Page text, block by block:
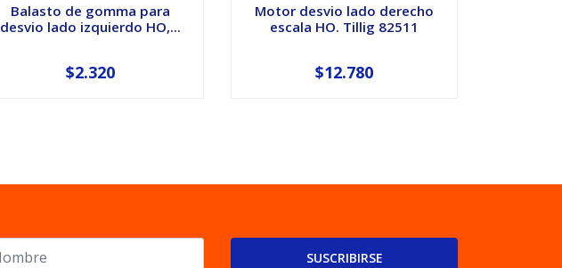
Balasto de gomma para
desvio lado izquierdo HO,...
$2.320
Motor desvio lado derecho
escala HO. Tillig 82511
$12.780
SUSCRIBIRSE